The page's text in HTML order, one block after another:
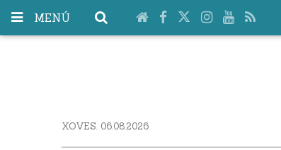
MENÚ
XOVES. 06.08.2026